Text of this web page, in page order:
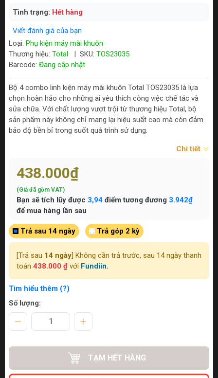
Tình trạng: Hết hàng
Viết đánh giá của bạn
Loại: Phụ kiện máy mài khuôn
Thương hiệu: Total SKU: TOS23035
Barcode: Đang cập nhật
Bộ 4 combo linh kiện máy mài khuôn Total TOS23035 là lựa
chọn hoàn hảo cho những ai yêu thích công việc chế tác và
sửa chữa. Với chất lượng vượt trội từ thương hiệu Total, bộ
sản phẩm này không chỉ mang lại hiệu suất cao mà còn đảm
bảo độ bền bỉ trong suốt quá trình sử dụng.
Chi tiết
438.000₫
(Giá đã gồm VAT)
Bạn sẽ tích lũy được 3,94 điểm tương đương 3.942₫
để mua hàng lần sau
Trả sau 14 ngày Trả góp 2 kỳ
[Trả sau 14 ngày ] Không cần trả trước, sau 14 ngày thanh
toán 438.000 ₫ với Fundiin.
Tìm hiểu thêm (?)
Số lượng:
TẠM HẾT HÀNG